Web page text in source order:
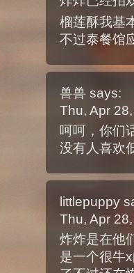
榴莲酥我基
不过泰餐馆
兽兽 says:
Thu, Apr
呵呵，你们
没有人喜欢
littlepuppy
Thu, Apr
炸炸是在他
是一个很牛